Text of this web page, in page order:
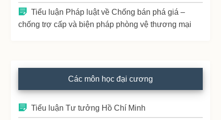
Tiểu luận Pháp luật về Chống bán phá giá –
chống trợ cấp và biện pháp phòng vệ thương mại
Các môn học đại cương
Tiểu luận Tư tưởng Hồ Chí Minh